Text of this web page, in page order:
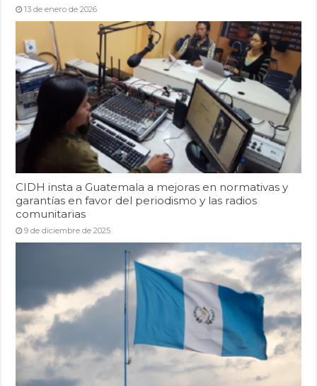
13 de enero de 2026
CIDH insta a Guatemala a mejoras en normativas y
garantías en favor del periodismo y las radios
comunitarias
9 de diciembre de 2025